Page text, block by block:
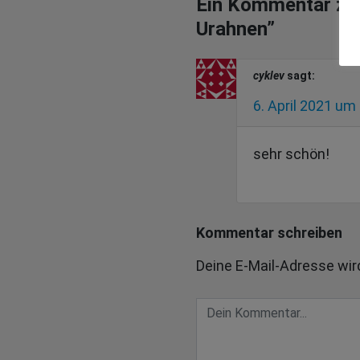
Ein Kommentar zu
Urahnen”
cyklev sagt:
6. April 2021 um
sehr schön!
Kommentar schreiben
Deine E-Mail-Adresse